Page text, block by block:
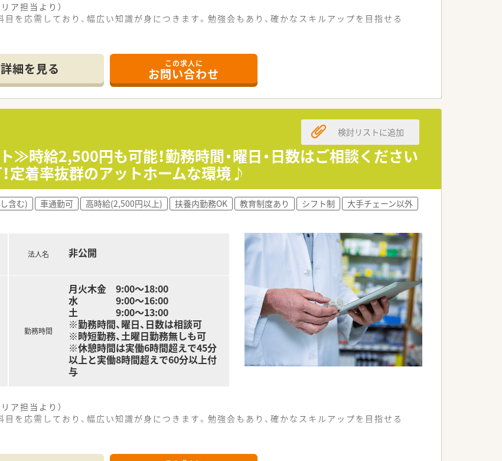
ア担当より）
を応需しており、幅広い知識が身につきます。勉強会もあり、確かなスキルアップを目指せる
しており、毎日のマイカー通勤も非常にスムーズに行える便利な立地環境です。
たる処方箋を1日約80枚応需しており、幅広い知識を習得することが可能です。
曜日や土曜日は午前中や夕方前までの開局のため、負担が少なく働けます。
域に密着した温かい医療の提供を長年にわたって続けている安定した企業です。
で活躍されており、現場の状況を深く理解しているため働きやすい環境が整っています。
年から17年ほど長く勤務されている方も在籍するなど、安心の社風が魅力です。
囲気に包まれており、スタッフ同士の仲も良く、笑顔が絶えない明るい職場環境です。
しが良く、業務上の疑問や悩みなども気軽に相談できる体制がしっかりと整っています。
スタッフの教育制度も充実しており、お互いに高め合いながら成長できる環境です。
ることが好きで、親身になって相談に乗ることができるホスピタリティ溢れる方です。
に対応し、これまでの経験を活かしながら日々スキルアップに励んでいる方です。
事務スタッフと協力しながら円滑に業務を進めることができる協調性のある方です。
詳細を見る この求人に
お問い合わせ
≫時給2,500円も可能！勤務時間・曜日・日数はご相談ください
定着率抜群のアットホームな環境♪
検討リストに追加
含む) 車通勤可 高時給(2,500円以上) 扶養内勤務OK 教育制度あり シフト制
大手チェーン以外
法人名 非公開
勤務時間
月火木金 9:00～18:00
水 9:00～16:00
土 9:00～13:00
※勤務時間、曜日、日数は相談可
※時短勤務、土曜日勤務無しも可
※休憩時間は実働6時間超えで45分
以上と実働8時間超えで60分以上付
与
ア担当より）
を応需しており、幅広い知識が身につきます。勉強会もあり、確かなスキルアップを目指せる